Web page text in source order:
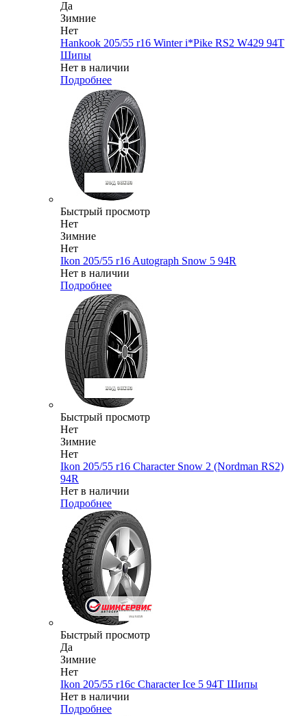
Да
Зимние
Нет
Hankook 205/55 r16 Winter i*Pike RS2 W429 94T
Шипы
Нет в наличии
Подробнее
Быстрый просмотр
Нет
Зимние
Нет
Ikon 205/55 r16 Autograph Snow 5 94R
Нет в наличии
Подробнее
Быстрый просмотр
Нет
Зимние
Нет
Ikon 205/55 r16 Character Snow 2 (Nordman RS2)
94R
Нет в наличии
Подробнее
Быстрый просмотр
Да
Зимние
Нет
Ikon 205/55 r16c Character Ice 5 94T Шипы
Нет в наличии
Подробнее